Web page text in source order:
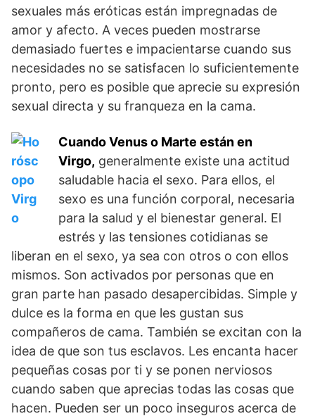
sexuales más eróticas están impregnadas de
amor y afecto. A veces pueden mostrarse
demasiado fuertes e impacientarse cuando sus
necesidades no se satisfacen lo suficientemente
pronto, pero es posible que aprecie su expresión
sexual directa y su franqueza en la cama.
Cuando Venus o Marte están en
Virgo, generalmente existe una actitud
saludable hacia el sexo. Para ellos, el
sexo es una función corporal, necesaria
para la salud y el bienestar general. El
estrés y las tensiones cotidianas se
liberan en el sexo, ya sea con otros o con ellos
mismos. Son activados por personas que en
gran parte han pasado desapercibidas. Simple y
dulce es la forma en que les gustan sus
compañeros de cama. También se excitan con la
idea de que son tus esclavos. Les encanta hacer
pequeñas cosas por ti y se ponen nerviosos
cuando saben que aprecias todas las cosas que
hacen. Pueden ser un poco inseguros acerca de